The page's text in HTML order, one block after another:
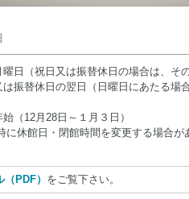
曜日（祝日又は振替休日の場合は、その
は振替休日の翌日（日曜日にあたる場
（12月28日～１月３日）
に休館日・閉館時間を変更する場合が
PDF） をご覧下さい。